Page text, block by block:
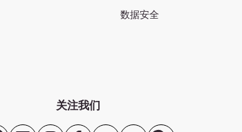
数据安全
关注我们